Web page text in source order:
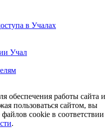
в Учалах
Учал
обеспечения работы сайта и
пользоваться сайтом, вы
cookie в соответствии
.